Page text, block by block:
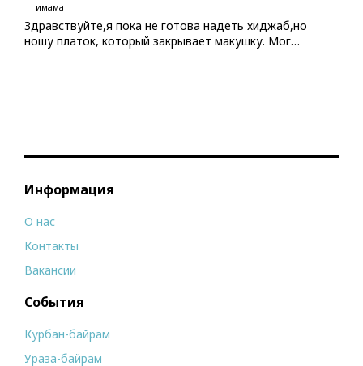
имама
Здравствуйте,я пока не готова надеть хиджаб,но
ношу платок, который закрывает макушку. Мог…
Информация
О нас
Контакты
Вакансии
События
Курбан-байрам
Ураза-байрам